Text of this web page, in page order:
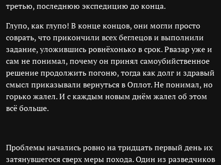
третью, последнюю экспедицию до конца.
Глупо, как глупо! В конце концов, они могли просто
соврать, что прикончили всех беглецов и выполнили
задание, уложившись ровнёхонько в срок. Рвазар уже и
сам не понимал, почему он принял самоубийственное
решение продолжить погоню, тогда как долг и здравый
смысл приказывали вернуться в Оплот. Не понимал, но
горько жалел. И с каждым новым днём жалел об этом
всё больше.
Проблемы начались ровно на тридцать первый день их
затянувшегося сверх меры похода. Один из разведчиков